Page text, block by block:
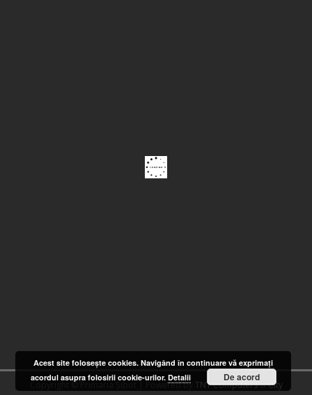
Copyright © Primaria Șibot | Powered by TNT Computers&City
Acest site foloseşte cookies. Navigând în continuare vă exprimaţi
acordul asupra folosirii cookie-urilor. Detalii De acord